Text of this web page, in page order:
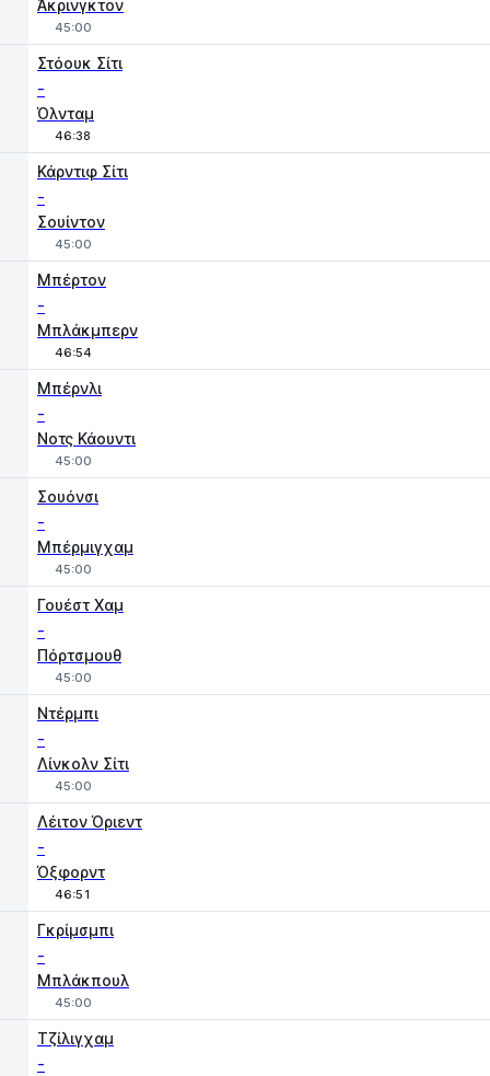
Άκρινγκτον
45:00
Στόουκ Σίτι
-
Όλνταμ
46:38
Κάρντιφ Σίτι
-
Σουίντον
45:00
Μπέρτον
-
Μπλάκμπερν
46:54
Μπέρνλι
-
Νοτς Κάουντι
45:00
Σουόνσι
-
Μπέρμιγχαμ
45:00
Γουέστ Χαμ
-
Πόρτσμουθ
45:00
Ντέρμπι
-
Λίνκολν Σίτι
45:00
Λέιτον Όριεντ
-
Όξφορντ
46:51
Γκρίμσμπι
-
Μπλάκπουλ
45:00
Τζίλιγχαμ
-